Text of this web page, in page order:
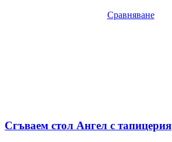
Сравняване
Сгъваем стол Ангел с тапицерия